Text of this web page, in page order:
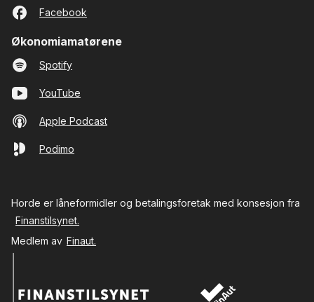
Facebook
Økonomiamatørene
Spotify
YouTube
Apple Podcast
Podimo
Horde er låneformidler og betalingsforetak med konsesjon fra
Finanstilsynet.
Medlem av Finaut.